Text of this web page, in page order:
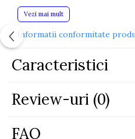
cofetarie sau gelaterie.
realist si vor incanta orice
Cu ajutorul lingurii speciale
propriile combinatii de
Setul include:
lingura speciala pentru
Vezi mai mult
Informatii conformitate
Caracteristici
Review-uri (0)
FAQ